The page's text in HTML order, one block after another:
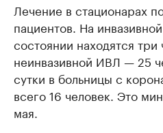
Лечение в стационарах
пациентов. На
состоянии находятся три
неинвазивной ИВЛ — 25
сутки в больницы с
всего 16 человек. Это
мая.